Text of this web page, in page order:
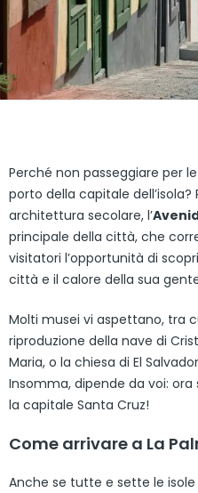
Perché non passeggiare per
porto della capitale
architettura secolare, l’
principale della città, che
visitatori l’opportunità di
città e il calore della sua
Molti musei vi aspettano, tra
riproduzione della nave di
Maria, o la chiesa di El
Insomma, dipende da voi:
la capitale Santa Cruz!
Come arrivare a La
Anche se tutte e sette le